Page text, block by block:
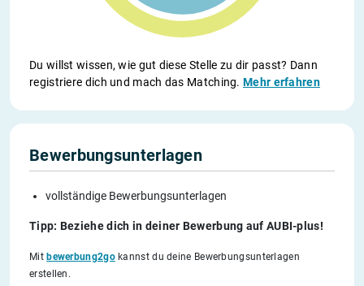
Du willst wissen, wie gut diese Stelle zu dir passt? Dann
registriere dich und mach das Matching.Mehr erfahren
Bewerbungsunterlagen
vollständige Bewerbungsunterlagen
Tipp: Beziehe dich in deiner Bewerbung auf AUBI-plus!
Mitbewerbung2gokannst du deine Bewerbungsunterlagen
erstellen.